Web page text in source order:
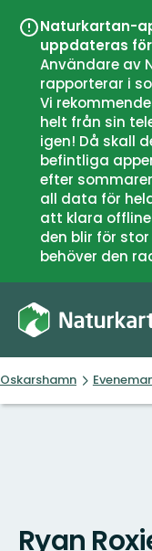
Naturkartan-
uppdateras
Användare av
rapporterar i
Vi
helt från sin
igen! Då skall
befintliga
efter
all data för
att klara
den blir för
behöver den
Oskarshamn
Ryan